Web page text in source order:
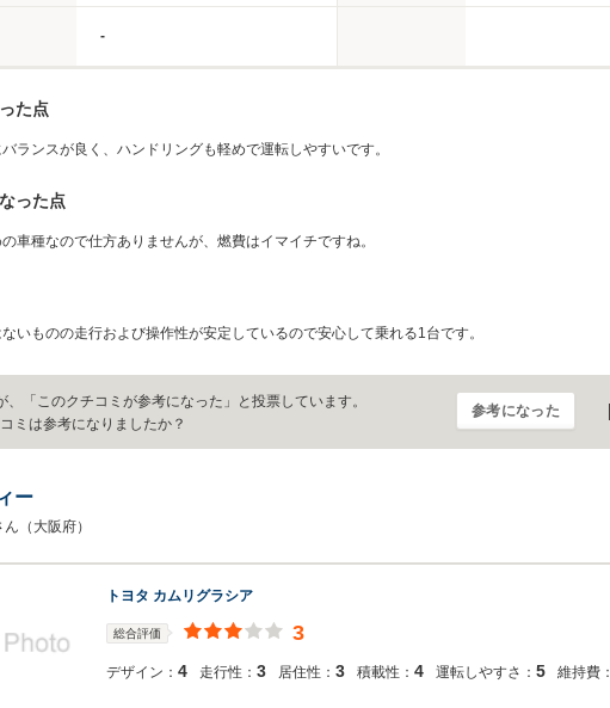
-
た点
ランスが良く、ハンドリングも軽めで運転しやすいです。
った点
車種なので仕方ありませんが、燃費はイマイチですね。
いものの走行および操作性が安定しているので安心して乗れる1台です。
、「このクチコミが参考になった」と投票しています。
ミは参考になりましたか？
参考になった
ー
（大阪府）
トヨタ カムリグラシア
総合評価 3
デザイン： 4 走行性： 3 居住性： 3 積載性： 4 運転しやすさ： 5 維持費：